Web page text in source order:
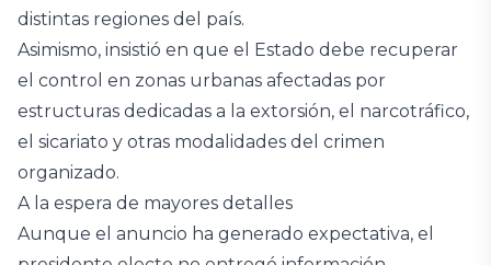
distintas regiones del país.
Asimismo, insistió en que el Estado debe recuperar
el control en zonas urbanas afectadas por
estructuras dedicadas a la extorsión, el narcotráfico,
el sicariato y otras modalidades del crimen
organizado.
A la espera de mayores detalles
Aunque el anuncio ha generado expectativa, el